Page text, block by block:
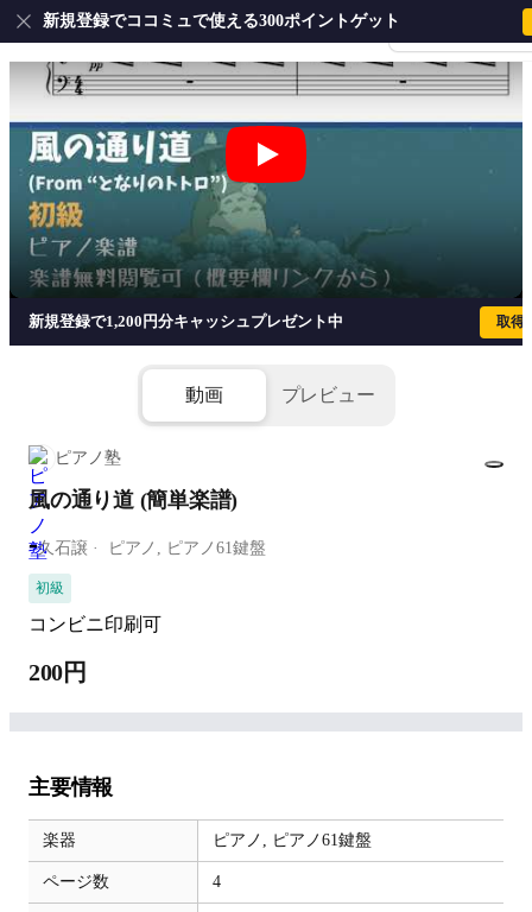
会員登録・ログイ
新規登録でココミュで使える300ポイントゲット
風の通り道 (簡単楽譜) - 久石譲
新規登録で1,200円分キャッシュプレゼント中 取得
動画 プレビュー
ピアノ塾
風の通り道 (簡単楽譜)
-久石譲 ピアノ, ピアノ61鍵盤
初級
コンビニ印刷可
200円
主要情報
楽器 ピアノ, ピアノ61鍵盤
ページ数 4